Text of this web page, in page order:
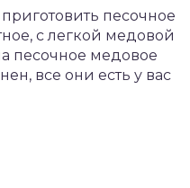
песочное
с легкой медовой
песочное медовое
все они есть у вас